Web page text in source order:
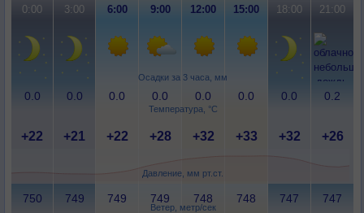
Осадки за 3 часа, мм
Температура, °C
Давление, мм рт.ст.
Ветер, метр/сек
0:00 3:00 6:00 9:00 12:00 15:00 18:00 21:00
0.0 0.0 0.0 0.0 0.0 0.0 0.0 0.2
+22 +21 +22 +28 +32 +33 +32 +26
750 749 749 749 748 748 747 747